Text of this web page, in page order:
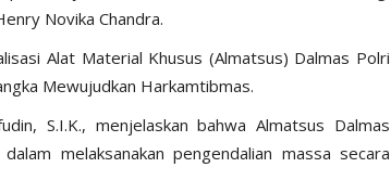
Novika Chandra.
Alat Material Khusus (Almatsus) Dalmas Polri
Mewujudkan Harkamtibmas.
S.I.K., menjelaskan bahwa Almatsus Dalmas
melaksanakan pengendalian massa secara